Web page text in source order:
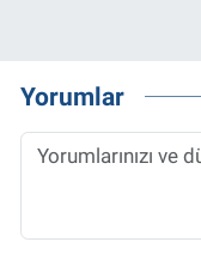
Yorumlar